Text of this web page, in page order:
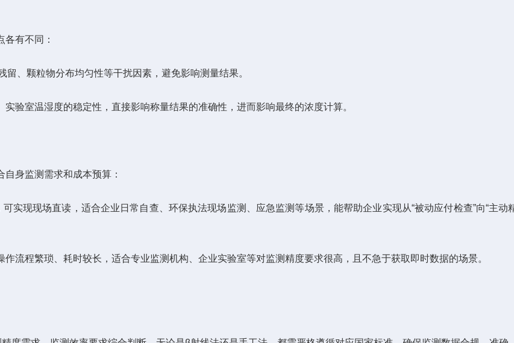
有不同：
、颗粒物分布均匀性等干扰因素，避免影响测量结果。
室温湿度的稳定性，直接影响称量结果的准确性，进而影响最终的浓度计算。
身监测需求和成本预算：
现现场直读，适合企业日常自查、环保执法现场监测、应急监测等场景，能帮助企业实现从“被动应付检查”向“主动
程繁琐、耗时较长，适合专业监测机构、企业实验室等对监测精度要求很高，且不急于获取即时数据的场景。